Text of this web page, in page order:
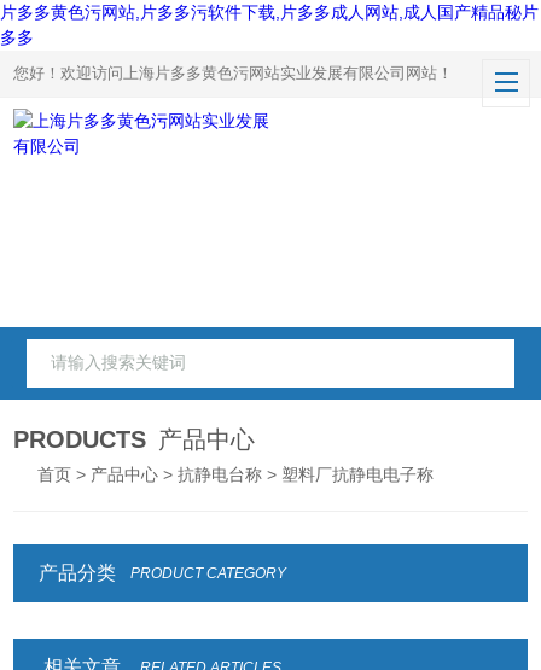
片多多黄色污网站,片多多污软件下载,片多多成人网站,成人国产精品秘片
多多
您好！欢迎访问上海片多多黄色污网站实业发展有限公司网站！
PRODUCTS 产品中心
首页 > 产品中心 >抗静电台称 > 塑料厂抗静电电子称
产品分类 PRODUCT CATEGORY